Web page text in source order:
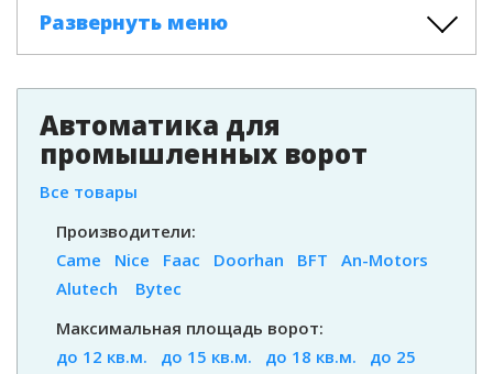
Развернуть меню
Автоматика для
промышленных ворот
Все товары
Производители:
Came
Nice Faac Doorhan BFT
An-Motors
Alutech
Bytec
Максимальная площадь ворот:
до 12 кв.м.
до 15 кв.м. до 18 кв.м.
до 25